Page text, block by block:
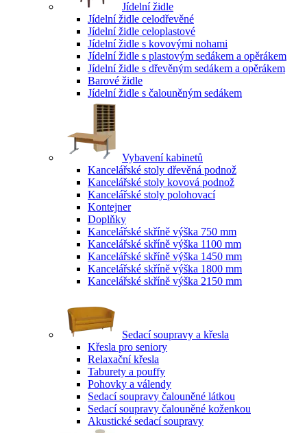
Jídelní židle
Jídelní židle celodřevěné
Jídelní židle celoplastové
Jídelní židle s kovovými nohami
Jídelní židle s plastovým sedákem a opěrákem
Jídelní židle s dřevěným sedákem a opěrákem
Barové židle
Jídelní židle s čalouněným sedákem
Vybavení kabinetů
Kancelářské stoly dřevěná podnož
Kancelářské stoly kovová podnož
Kancelářské stoly polohovací
Kontejner
Doplňky
Kancelářské skříně výška 750 mm
Kancelářské skříně výška 1100 mm
Kancelářské skříně výška 1450 mm
Kancelářské skříně výška 1800 mm
Kancelářské skříně výška 2150 mm
Sedací soupravy a křesla
Křesla pro seniory
Relaxační křesla
Taburety a pouffy
Pohovky a válendy
Sedací soupravy čalouněné látkou
Sedací soupravy čalouněné koženkou
Akustické sedací soupravy